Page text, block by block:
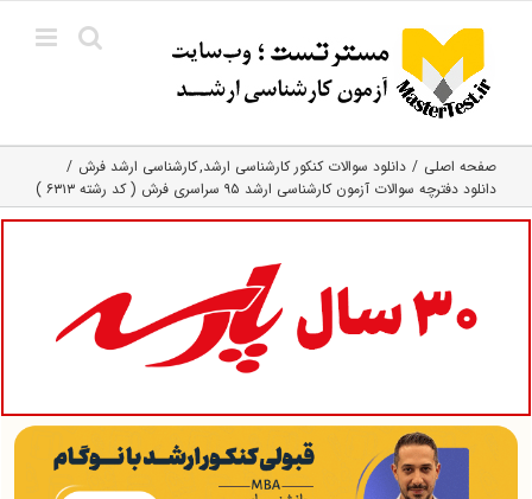
content
صفحه اصلی دانلود سوالات کنکور کارشناسی ارشد کارشناسی ارشد فرش
دانلود دفترچه سوالات آزمون کارشناسی ارشد ۹۵ سراسری فرش ( کد رشته ۶۳۱۳ )